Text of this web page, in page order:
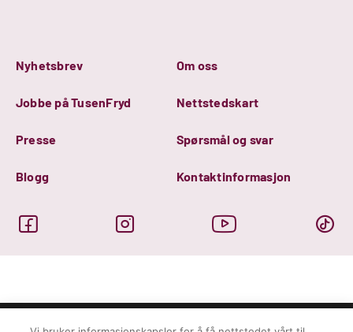
Nyhetsbrev Om oss
Jobbe på TusenFryd Nettstedskart
Presse Spørsmål og svar
Blogg Kontaktinformasjon